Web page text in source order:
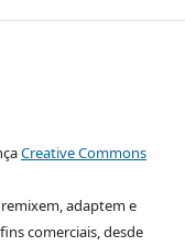
Creative Commons
adaptem e
comerciais, desde